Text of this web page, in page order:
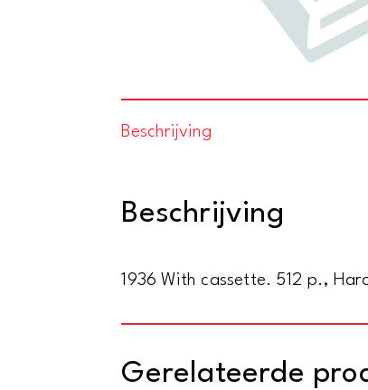
Beschrijving
Beschrijving
1936 With cassette. 512 p.,
Gerelateerde